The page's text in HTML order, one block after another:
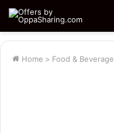
Home > Food & Beverage